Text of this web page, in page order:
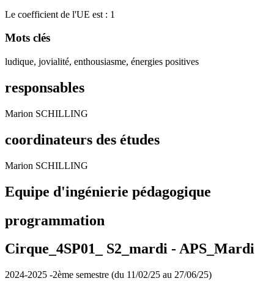
Le coefficient de l'UE est : 1
Mots clés
ludique, jovialité, enthousiasme, énergies positives
responsables
Marion SCHILLING
coordinateurs des études
Marion SCHILLING
Equipe d'ingénierie pédagogique
programmation
Cirque_4SP01_ S2_mardi -APS_Mardi
2024-2025 -2ème semestre (du 11/02/25 au 27/06/25)